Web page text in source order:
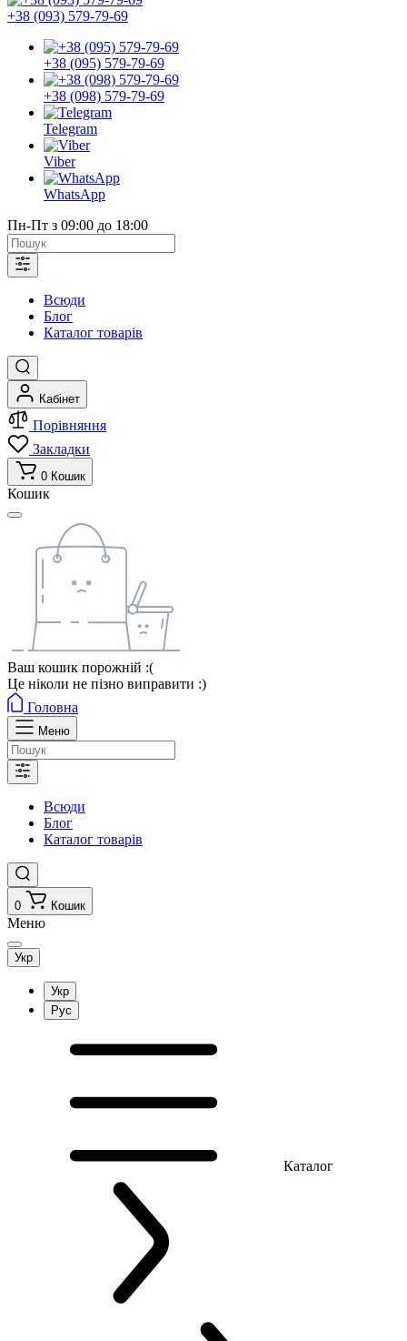
+38 (093) 579-79-69
+38 (095) 579-79-69
+38 (098) 579-79-69
Telegram
Viber
WhatsApp
Пн-Пт з 09:00 до 18:00
Всюди
Блог
Каталог товарів
Кабінет
Порівняння
Закладки
0 Кошик
Кошик
Ваш кошик порожній :(
Це ніколи не пізно виправити :)
Головна
Меню
Всюди
Блог
Каталог товарів
0 Кошик
Меню
Укр
Укр
Рус
Каталог